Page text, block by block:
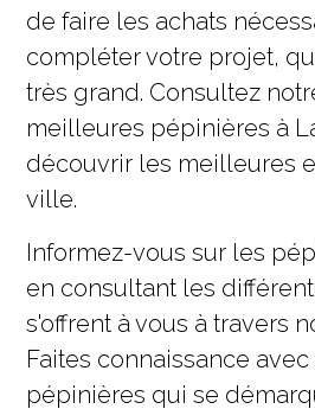
de faire les achats
compléter votre projet,
très grand. Consultez
meilleures pépinières à
découvrir les meilleures
ville.
Informez-vous sur les
en consultant les
s'offrent à vous à travers
Faites connaissance
pépinières qui se